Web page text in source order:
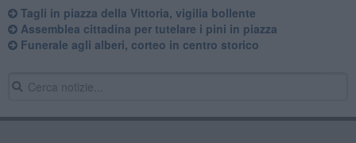
Tagli in piazza della Vittoria, vigilia bollente
Assemblea cittadina per tutelare i pini in piazza
Funerale agli alberi, corteo in centro storico